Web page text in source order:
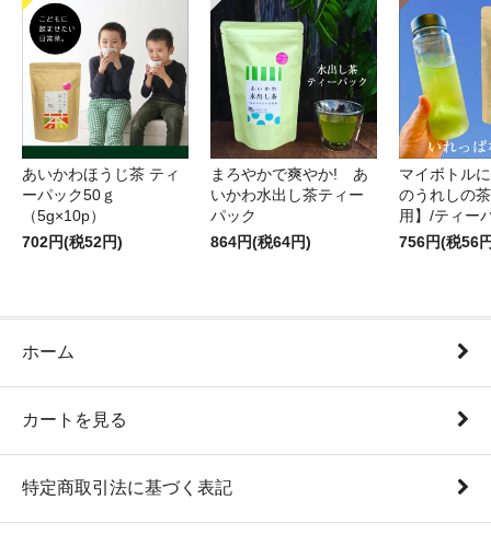
あいかわほうじ茶 ティ
ーパック50ｇ
（5g×10p）
702円(税52円)
まろやかで爽やか! あ
いかわ水出し茶ティー
パック
864円(税64円)
マイボトル
のうれしの
用】/ティー
756円(税56
ホーム
カートを見る
特定商取引法に基づく表記